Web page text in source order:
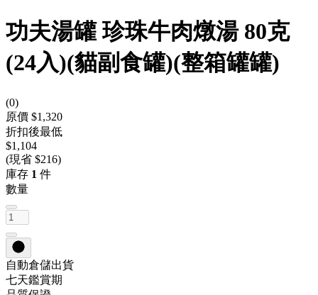
功夫湯罐 珍珠牛肉燉湯 80克
(24入)(貓副食罐)(整箱罐罐)
(0)
原價 $1,320
折扣後最低
$1,104
(現省 $216)
庫存 1 件
數量
自動倉儲出貨
七天鑑賞期